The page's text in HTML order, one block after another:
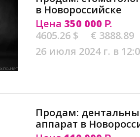
в Новороссийске
Цена 350 000 Р.
4605.26 $
€ 3888.89
26 июля 2024 г. в
Продам:
аппарат в